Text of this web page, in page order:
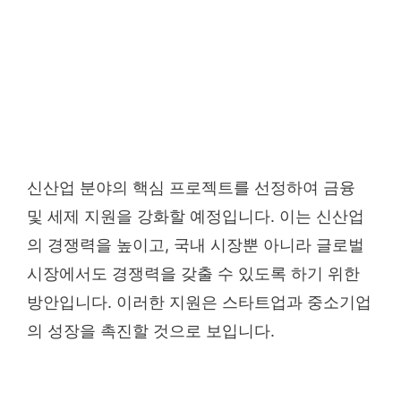
신산업 분야의 핵심 프로젝트를 선정하여 금융
및 세제 지원을 강화할 예정입니다. 이는 신산업
의 경쟁력을 높이고, 국내 시장뿐 아니라 글로벌
시장에서도 경쟁력을 갖출 수 있도록 하기 위한
방안입니다. 이러한 지원은 스타트업과 중소기업
의 성장을 촉진할 것으로 보입니다.